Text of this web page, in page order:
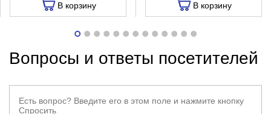
В корзину В корзину
Вопросы и ответы посетителей